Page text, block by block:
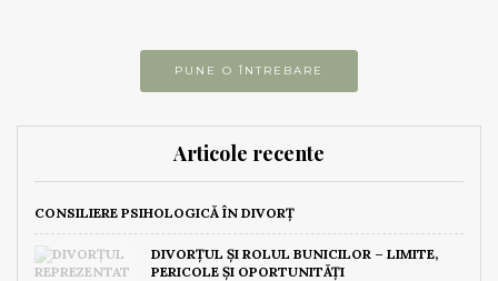
PUNE O ÎNTREBARE
Articole recente
CONSILIERE PSIHOLOGICĂ ÎN DIVORȚ
DIVORȚUL ȘI ROLUL BUNICILOR – LIMITE,
PERICOLE ȘI OPORTUNITĂȚI